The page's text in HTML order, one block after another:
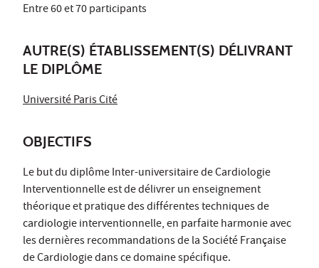
Entre 60 et 70 participants
AUTRE(S) ÉTABLISSEMENT(S) DÉLIVRANT
LE DIPLÔME
Université Paris Cité
OBJECTIFS
Le but du diplôme Inter-universitaire de Cardiologie
Interventionnelle est de délivrer un enseignement
théorique et pratique des différentes techniques de
cardiologie interventionnelle, en parfaite harmonie avec
les dernières recommandations de la Société Française
de Cardiologie dans ce domaine spécifique.